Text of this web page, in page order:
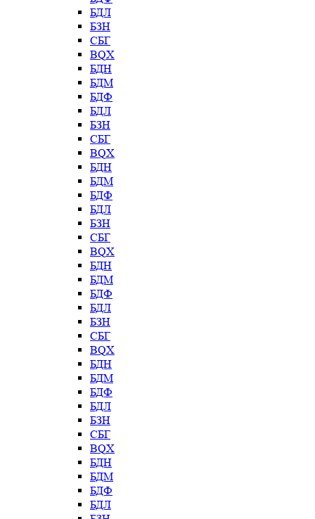
БДЛ
БЗН
СБГ
BQX
БДН
БДМ
БДФ
БДЛ
БЗН
СБГ
BQX
БДН
БДМ
БДФ
БДЛ
БЗН
СБГ
BQX
БДН
БДМ
БДФ
БДЛ
БЗН
СБГ
BQX
БДН
БДМ
БДФ
БДЛ
БЗН
СБГ
BQX
БДН
БДМ
БДФ
БДЛ